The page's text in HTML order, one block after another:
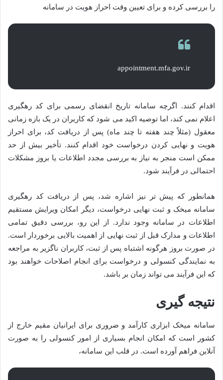
را بررسی کرده و برای تعیین وقت احراز هویت در سامانه
appointment.mfa.gov.ir
اقدام کنند. اگرچه سامانه تاریخ انقضای رسمی برای کد رهگیری
اعلام نمی کند، اما توصیه اکید می شود که کاربران در یک بازه زمانی
معقول (مثلاً چند هفته تا چند ماه) پس از دریافت کد، برای احراز
هویت و نهایی کردن درخواست خود اقدام کنند. تأخیر بیش از حد
ممکن است منجر به نیاز به بررسی مجدد اطلاعات یا بروز مشکلات
احتمالی در فرآیند شود.
همانطور که پیش تر نیز اشاره شد، پس از دریافت کد رهگیری
سامانه میخک و ثبت نهایی درخواست، دیگر امکان ویرایش مستقیم
اطلاعات در سامانه وجود ندارد. از این رو، بررسی دقیق تمامی
اطلاعات و مدارک قبل از ثبت نهایی از اهمیت بالایی برخوردار است.
در صورت بروز هرگونه اشتباه پس از ثبت، کاربران ناگزیر به مراجعه
به نمایندگی کنسولی و درخواست برای انجام اصلاحات خواهند بود
که این فرآیند می تواند زمان بر باشد.
نتیجه گیری
سامانه میخک ابزاری کارآمد و ضروری برای ایرانیان مقیم خارج از
کشور است که امکان انجام بسیاری از امور کنسولی را به صورت
آنلاین فراهم آورده است. در قلب این سامانه،